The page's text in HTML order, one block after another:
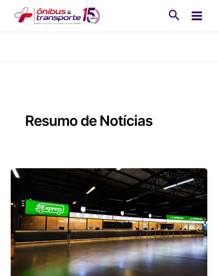
Resumo de Notícias